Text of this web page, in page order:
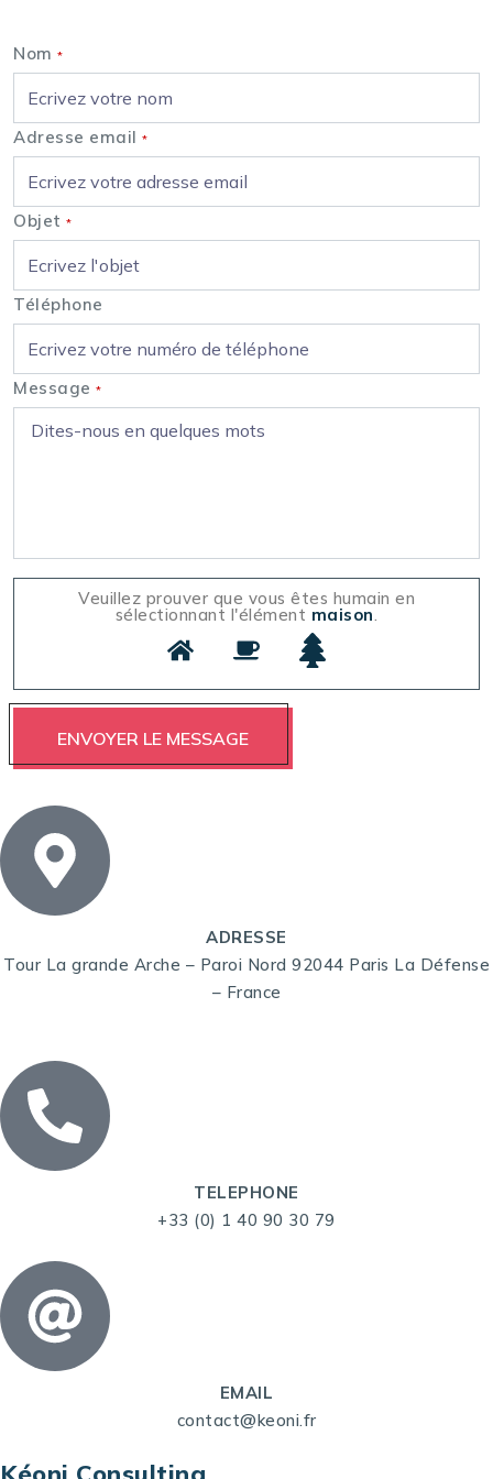
Nom *
Adresse email *
Objet *
Téléphone
Message *
Veuillez prouver que vous êtes humain en
sélectionnant l'élément maison.
ADRESSE
Tour La grande Arche – Paroi Nord 92044 Paris La Défense
– France
TELEPHONE
+33 (0) 1 40 90 30 79
EMAIL
contact@keoni.fr